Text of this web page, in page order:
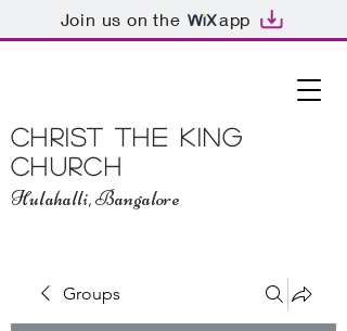
Join us on the app
Christ The King
Church
Hulahalli, Bangalore
Groups